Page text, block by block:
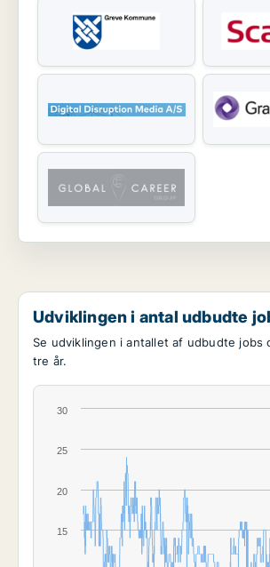
Udviklingen i antal udbudte
Se udviklingen i antallet af udbudte jobs
tre år.
15
20
25
30